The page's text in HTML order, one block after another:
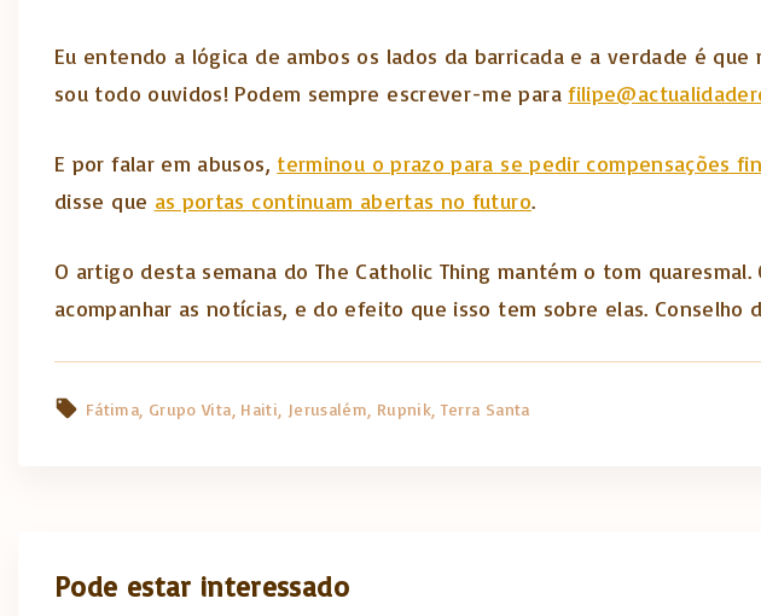
Eu entendo a lógica de ambos os lados da barricada e a verdade é
sou todo ouvidos! Podem sempre escrever-me para
E por falar em abusos, terminou o prazo para se pedir compensações
disse que as portas continuam abertas no futuro.
O artigo desta semana do The Catholic Thing mantém o tom
acompanhar as notícias, e do efeito que isso tem sobre elas. Conselho
Fátima Grupo Vita Haiti Jerusalém Rupnik Terra Santa
Pode estar interessado